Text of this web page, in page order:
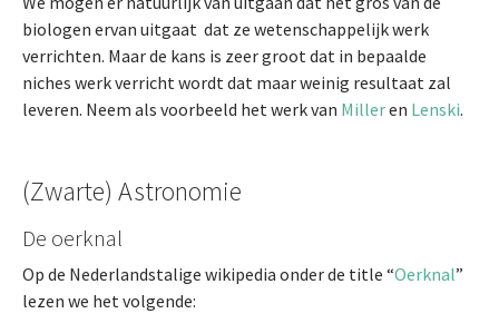
biologen ervan uitgaat dat ze wetenschappelijk werk
verrichten. Maar de kans is zeer groot dat in bepaalde
niches werk verricht wordt dat maar weinig resultaat zal
leveren. Neem als voorbeeld het werk van Milleren Lenski.
(Zwarte) Astronomie
De oerknal
Op de Nederlandstalige wikipedia onder de title “Oerknal”
lezen we het volgende: